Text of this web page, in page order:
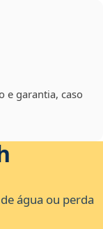
e garantia, caso
água ou perda